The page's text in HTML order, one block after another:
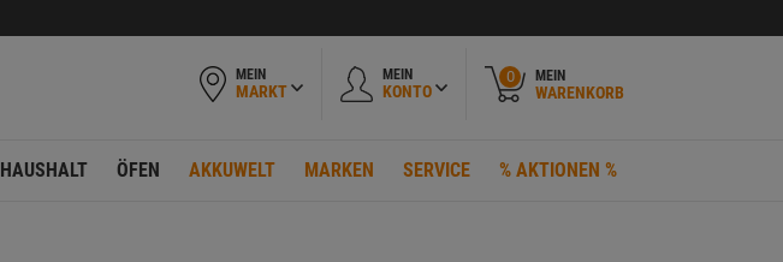
MEIN
MARKT
MEIN
KONTO
0 MEIN
WARENKORB
HAUSHALT ÖFEN AKKUWELT MARKEN SERVICE % AKTIONEN %